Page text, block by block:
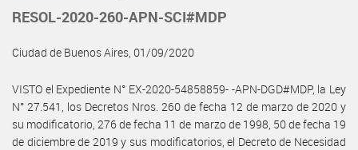
RESOL-2020-260-APN-SCI#MDP
Ciudad de Buenos Aires, 01/09/2020
VISTO el Expediente N° EX-2020-54858859- -APN-DGD#MDP, la Ley
N° 27.541, los Decretos Nros. 260 de fecha 12 de marzo de 2020 y
su modificatorio, 276 de fecha 11 de marzo de 1998, 50 de fecha 19
de diciembre de 2019 y sus modificatorios, el Decreto de Necesidad